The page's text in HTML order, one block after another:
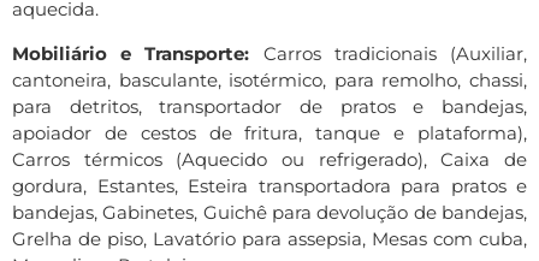
aquecida.
Mobiliário e Transporte: Carros tradicionais (Auxiliar,
cantoneira, basculante, isotérmico, para remolho, chassi,
para detritos, transportador de pratos e bandejas,
apoiador de cestos de fritura, tanque e plataforma),
Carros térmicos (Aquecido ou refrigerado), Caixa de
gordura, Estantes, Esteira transportadora para pratos e
bandejas, Gabinetes, Guichê para devolução de bandejas,
Grelha de piso, Lavatório para assepsia, Mesas com cuba,